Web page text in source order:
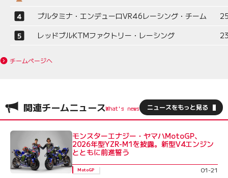
プルタミナ・エンデューロVR46レーシング・チーム
レッドブルKTMファクトリー・レーシング
チームページへ
関連チームニュース ニュースをもっと見る
モンスターエナジー・ヤマハMotoGP、
2026年型YZR-M1を披露。新型V4エンジン
とともに前進誓う
MotoGP 01-21